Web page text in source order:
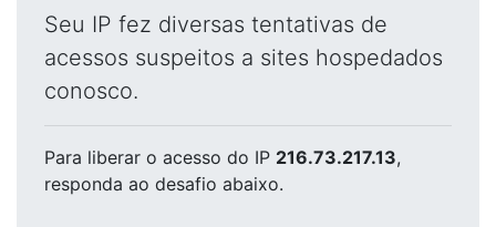
Seu IP fez diversas tentativas de
acessos suspeitos a sites hospedados
conosco.
Para liberar o acesso do IP 216.73.217.13,
responda ao desafio abaixo.